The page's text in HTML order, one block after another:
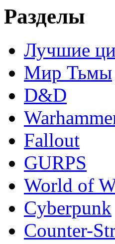
Разделы
Лучшие
Мир Тьмы
D&D
Fallout
GURPS
World of
Сyberpunk
Counter-